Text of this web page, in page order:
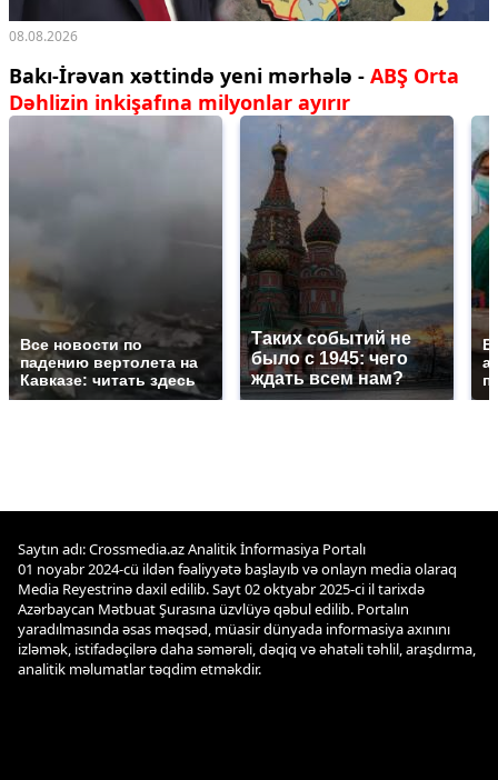
08.08.2026
Bakı-İrəvan xəttində yeni mərhələ - ABŞ Orta
Dəhlizin inkişafına milyonlar ayırır
Все новости по
падению вертолета на
Кавказе: читать здесь
Таких событий не
было с 1945: чего
ждать всем нам?
В
Saytın adı: Crossmedia.az Analitik İnformasiya Portalı
01 noyabr 2024-cü ildən fəaliyyətə başlayıb və onlayn media olaraq
Media Reyestrinə daxil edilib. Sayt 02 oktyabr 2025-ci il tarixdə
Azərbaycan Mətbuat Şurasına üzvlüyə qəbul edilib. Portalın
yaradılmasında əsas məqsəd, müasir dünyada informasiya axınını
izləmək, istifadəçilərə daha səmərəli, dəqiq və əhatəli təhlil, araşdırma,
analitik məlumatlar təqdim etməkdir.